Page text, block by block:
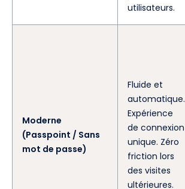
utilisateurs.
Moderne
(Passpoint / Sans
mot de passe)
Fluide et
automatique.
Expérience
de connexion
unique. Zéro
friction lors
des visites
ultérieures.